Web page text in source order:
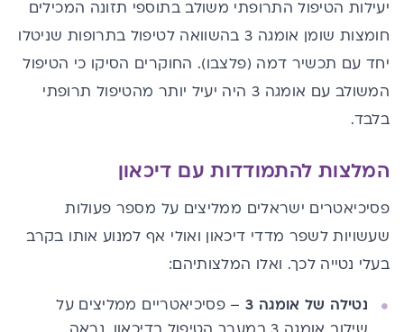
יעילות הטיפול התרופתי משולב בתוספי תזונה המכילים
חומצות שומן אומגה 3 בהשוואה לטיפול בתרופות שניטלו
יחד עם תכשיר דמה (פלצבו). החוקרים הסיקו כי הטיפול
המשולב עם אומגה 3 היה יעיל יותר מהטיפול תרופתי
בלבד.
המלצות להתמודדות עם דיכאון
פסיכיאטרים ישראלים ממליצים על מספר פעולות
שעשויות לשפר מדדי דיכאון ואולי אף למנוע אותו בקרב
בעלי נטייה לכך. ואלו המלצותיהם:
נטילה של אומגה 3
– פסיכיאטריים ממליצים על